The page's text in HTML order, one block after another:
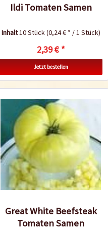
Ildi Tomaten Samen
Inhalt10 Stück(0,24 € * / 1 Stück)
2,39 € *
Jetzt bestellen
Great White Beefsteak
Tomaten Samen